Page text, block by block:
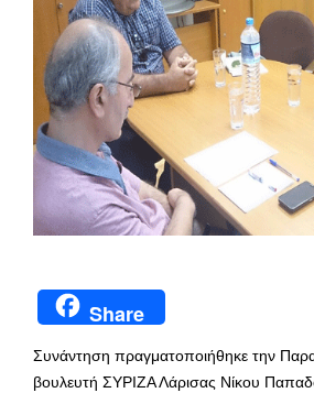
Share
Συνάντηση πραγματοποιήθηκε την
βουλευτή ΣΥΡΙΖΑ Λάρισας Νίκου